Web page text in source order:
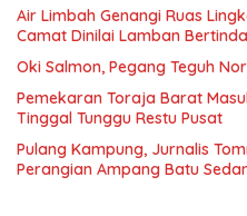
Air Limbah Genangi Ruas
Camat Dinilai Lamban
Oki Salmon, Pegang Teguh
Pemekaran Toraja Barat
Tinggal Tunggu Restu Pusat
Pulang Kampung, Jurnalis
Perangian Ampang Batu